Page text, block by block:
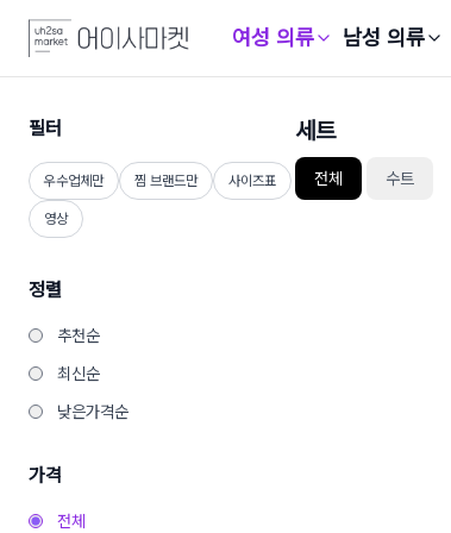
여성 의류 남성 의류
필터
우수업체만 찜 브랜드만 사이즈표
영상
정렬
추천순
최신순
낮은가격순
가격
전체
세트
전체 수트